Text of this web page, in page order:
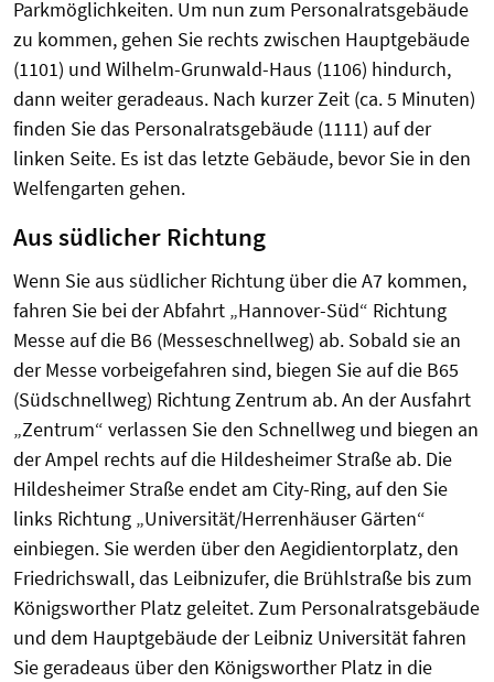
Parkmöglichkeiten. Um nun zum Personalratsgebäude
zu kommen, gehen Sie rechts zwischen Hauptgebäude
(1101) und Wilhelm-Grunwald-Haus (1106) hindurch,
dann weiter geradeaus. Nach kurzer Zeit (ca. 5 Minuten)
finden Sie das Personalratsgebäude (1111) auf der
linken Seite. Es ist das letzte Gebäude, bevor Sie in den
Welfengarten gehen.
Aus südlicher Richtung
Wenn Sie aus südlicher Richtung über die A7 kommen,
fahren Sie bei der Abfahrt „Hannover-Süd“ Richtung
Messe auf die B6 (Messeschnellweg) ab. Sobald sie an
der Messe vorbeigefahren sind, biegen Sie auf die B65
(Südschnellweg) Richtung Zentrum ab. An der Ausfahrt
„Zentrum“ verlassen Sie den Schnellweg und biegen an
der Ampel rechts auf die Hildesheimer Straße ab. Die
Hildesheimer Straße endet am City-Ring, auf den Sie
links Richtung „Universität/Herrenhäuser Gärten“
einbiegen. Sie werden über den Aegidientorplatz, den
Friedrichswall, das Leibnizufer, die Brühlstraße bis zum
Königsworther Platz geleitet. Zum Personalratsgebäude
und dem Hauptgebäude der Leibniz Universität fahren
Sie geradeaus über den Königsworther Platz in die